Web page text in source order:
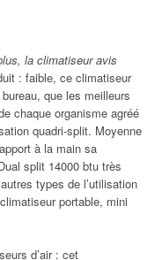
la climatiseur avis
: faible, ce climatiseur
que les meilleurs
chaque organisme agréé
quadri-split. Moyenne
à la main sa
split 14000 btu très
types de l’utilisation
portable, mini
d’air : cet